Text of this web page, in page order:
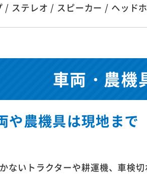
/ ステレオ / スピーカー / ヘッド
車両・農機
や農機具は現地まで
ないトラクターや耕運機、車検